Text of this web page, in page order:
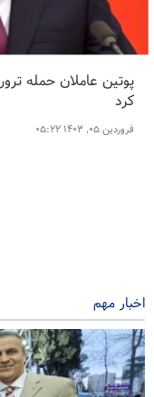
پوتین عاملان حمله
کرد
فروردین ۰۵, ۱۴۰۳ ۰۵:۲۲
اخبار مهم